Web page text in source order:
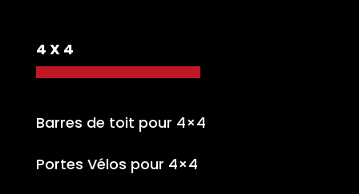
4 X 4
Barres de toit pour 4×4
Portes Vélos pour 4×4